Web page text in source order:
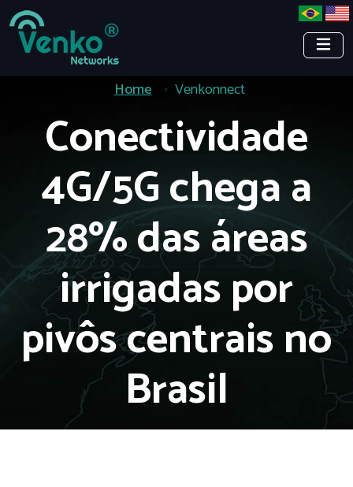
Home Venkonnect
Conectividade
4G/5G chega a
28% das áreas
irrigadas por
pivôs centrais no
Brasil